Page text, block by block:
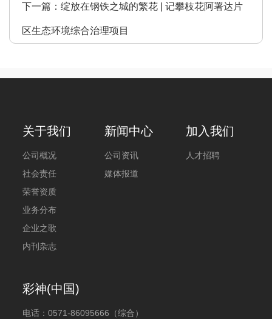
下一篇： 绽放在钢铁之城的繁花 | 记攀枝花阿署达片
区生态环境综合治理项目
关于我们
公司概况
社会责任
荣誉资质
业务分布
企业之歌
内刊杂志
新闻中心
公司资讯
媒体报道
加入我们
人才招聘
彩神(中国)
电话：0571-86095666（综合）